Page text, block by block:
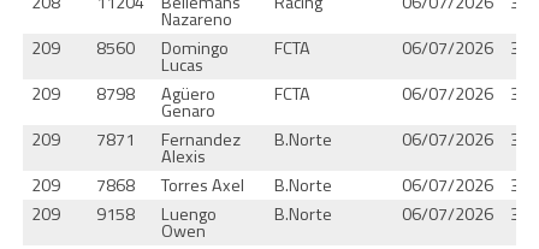
Nazareno
209
8560 Domingo
Lucas
FCTA 06/07/2026
209
8798 Agüero
Genaro
FCTA 06/07/2026
209
7871 Fernandez
Alexis
B.Norte 06/07/2026
209
7868 Torres Axel B.Norte 06/07/2026
209
9158 Luengo
Owen
B.Norte 06/07/2026